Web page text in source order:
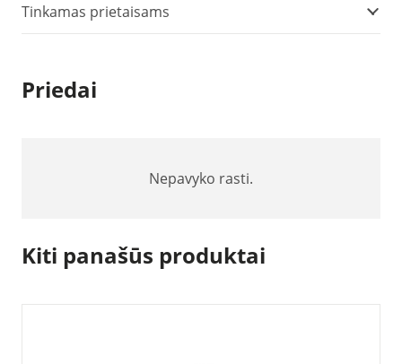
Tinkamas prietaisams
Priedai
Nepavyko rasti.
Kiti panašūs produktai